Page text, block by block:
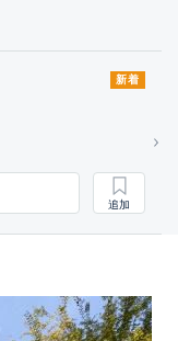
新着